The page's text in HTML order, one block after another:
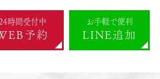
24時間受付中
予約
お手軽で便利
LINE追加